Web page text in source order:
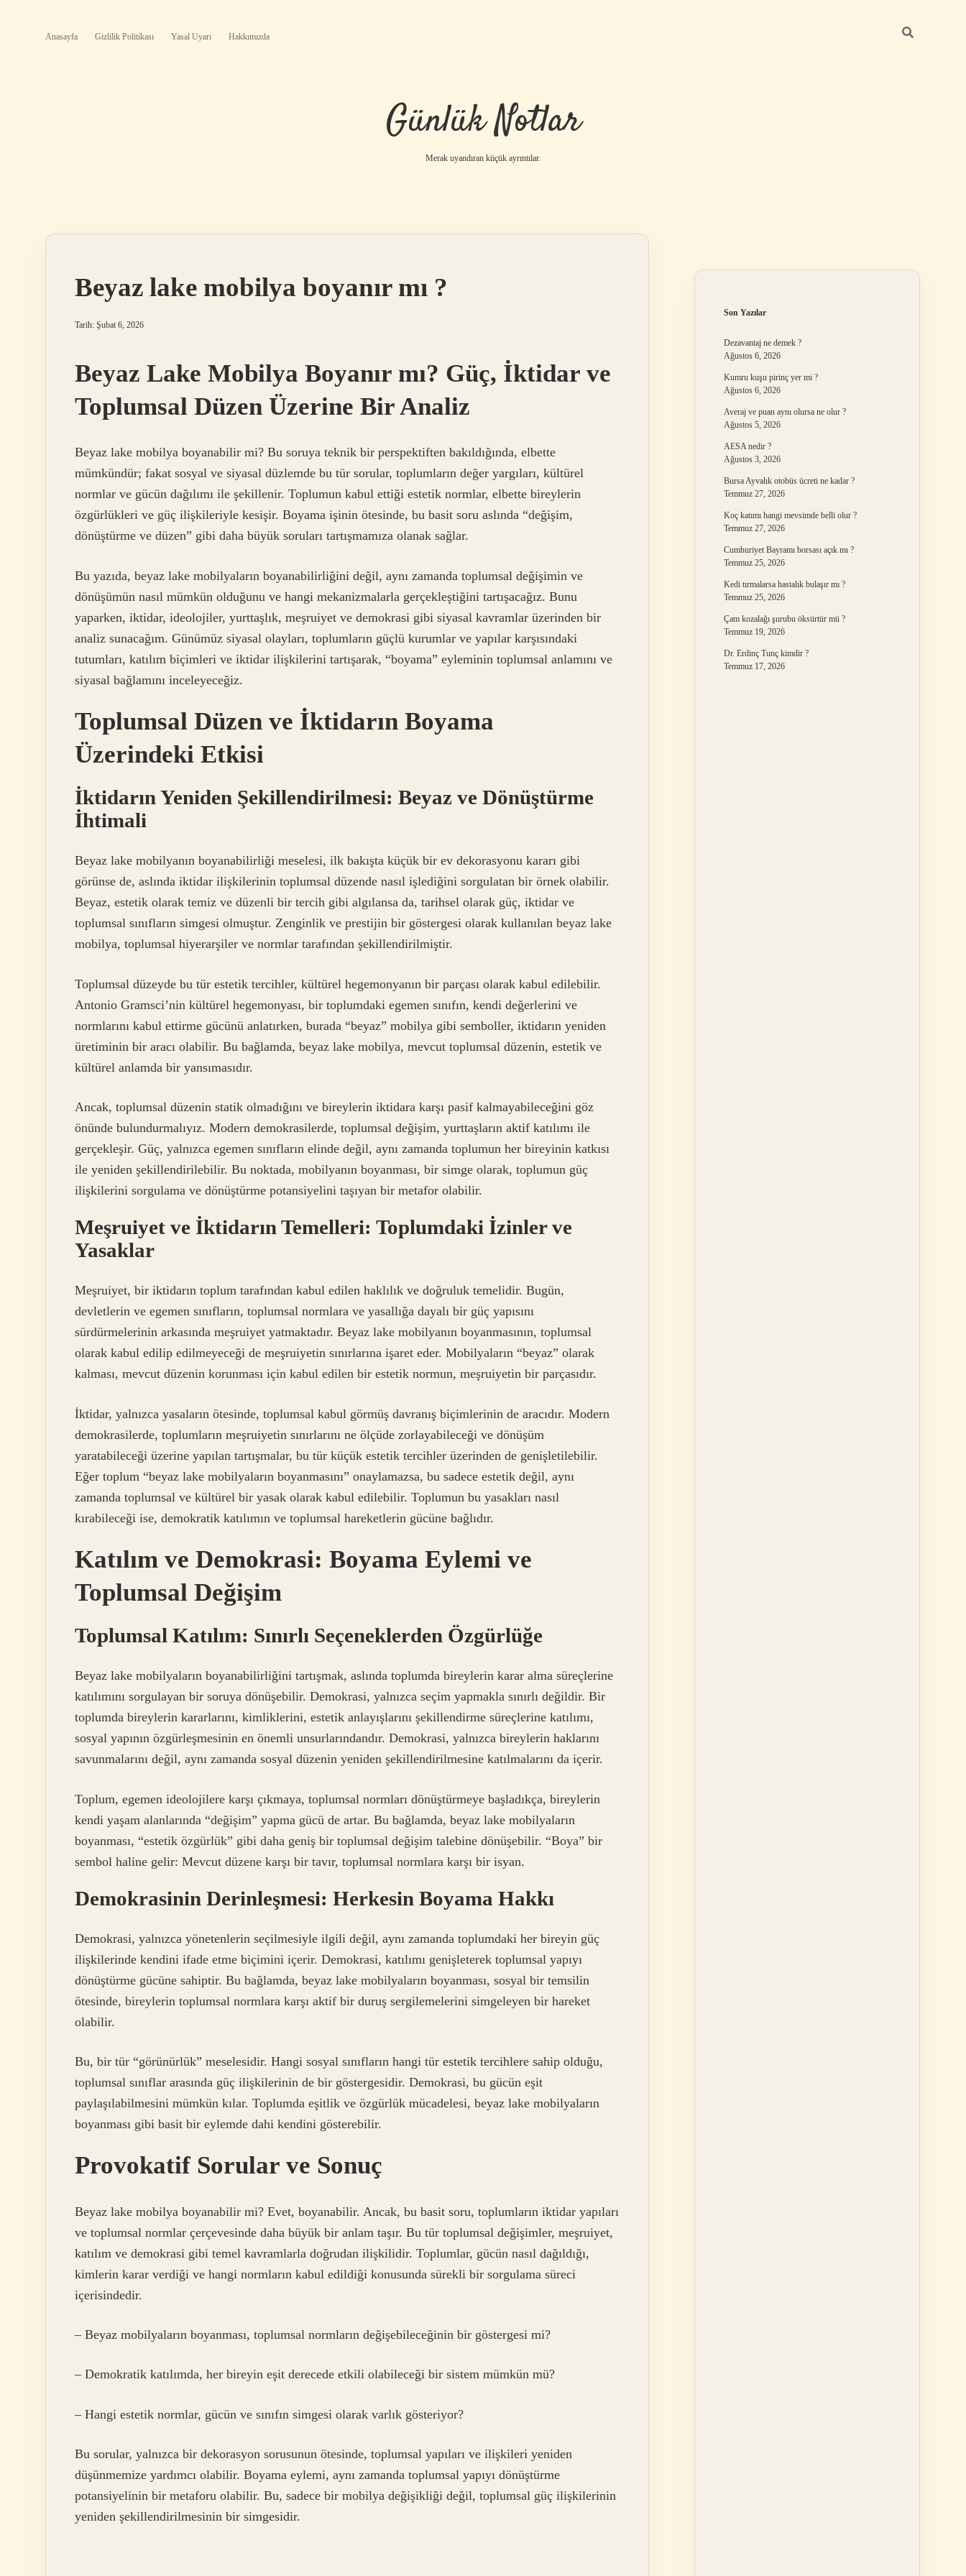
Anasayfa Gizlilik Politikası Yasal Uyarı Hakkımızda
Günlük Notlar
Merak uyandıran küçük ayrıntılar.
Beyaz lake mobilya boyanır mı ?
Tarih: Şubat 6, 2026
Beyaz Lake Mobilya Boyanır mı? Güç, İktidar ve
Toplumsal Düzen Üzerine Bir Analiz
Beyaz lake mobilya boyanabilir mi? Bu soruya teknik bir perspektiften bakıldığında, elbette
mümkündür; fakat sosyal ve siyasal düzlemde bu tür sorular, toplumların değer yargıları, kültürel
normlar ve gücün dağılımı ile şekillenir. Toplumun kabul ettiği estetik normlar, elbette bireylerin
özgürlükleri ve güç ilişkileriyle kesişir. Boyama işinin ötesinde, bu basit soru aslında “değişim,
dönüştürme ve düzen” gibi daha büyük soruları tartışmamıza olanak sağlar.
Bu yazıda, beyaz lake mobilyaların boyanabilirliğini değil, aynı zamanda toplumsal değişimin ve
dönüşümün nasıl mümkün olduğunu ve hangi mekanizmalarla gerçekleştiğini tartışacağız. Bunu
yaparken, iktidar, ideolojiler, yurttaşlık, meşruiyet ve demokrasi gibi siyasal kavramlar üzerinden bir
analiz sunacağım. Günümüz siyasal olayları, toplumların güçlü kurumlar ve yapılar karşısındaki
tutumları, katılım biçimleri ve iktidar ilişkilerini tartışarak, “boyama” eyleminin toplumsal anlamını ve
siyasal bağlamını inceleyeceğiz.
Toplumsal Düzen ve İktidarın Boyama
Üzerindeki Etkisi
İktidarın Yeniden Şekillendirilmesi: Beyaz ve Dönüştürme
İhtimali
Beyaz lake mobilyanın boyanabilirliği meselesi, ilk bakışta küçük bir ev dekorasyonu kararı gibi
görünse de, aslında iktidar ilişkilerinin toplumsal düzende nasıl işlediğini sorgulatan bir örnek olabilir.
Beyaz, estetik olarak temiz ve düzenli bir tercih gibi algılansa da, tarihsel olarak güç, iktidar ve
toplumsal sınıfların simgesi olmuştur. Zenginlik ve prestijin bir göstergesi olarak kullanılan beyaz lake
mobilya, toplumsal hiyerarşiler ve normlar tarafından şekillendirilmiştir.
Toplumsal düzeyde bu tür estetik tercihler, kültürel hegemonyanın bir parçası olarak kabul edilebilir.
Antonio Gramsci’nin kültürel hegemonyası, bir toplumdaki egemen sınıfın, kendi değerlerini ve
normlarını kabul ettirme gücünü anlatırken, burada “beyaz” mobilya gibi semboller, iktidarın yeniden
üretiminin bir aracı olabilir. Bu bağlamda, beyaz lake mobilya, mevcut toplumsal düzenin, estetik ve
kültürel anlamda bir yansımasıdır.
Ancak, toplumsal düzenin statik olmadığını ve bireylerin iktidara karşı pasif kalmayabileceğini göz
önünde bulundurmalıyız. Modern demokrasilerde, toplumsal değişim, yurttaşların aktif katılımı ile
gerçekleşir. Güç, yalnızca egemen sınıfların elinde değil, aynı zamanda toplumun her bireyinin katkısı
ile yeniden şekillendirilebilir. Bu noktada, mobilyanın boyanması, bir simge olarak, toplumun güç
ilişkilerini sorgulama ve dönüştürme potansiyelini taşıyan bir metafor olabilir.
Meşruiyet ve İktidarın Temelleri: Toplumdaki İzinler ve
Yasaklar
Meşruiyet, bir iktidarın toplum tarafından kabul edilen haklılık ve doğruluk temelidir. Bugün,
devletlerin ve egemen sınıfların, toplumsal normlara ve yasallığa dayalı bir güç yapısını
sürdürmelerinin arkasında meşruiyet yatmaktadır. Beyaz lake mobilyanın boyanmasının, toplumsal
olarak kabul edilip edilmeyeceği de meşruiyetin sınırlarına işaret eder. Mobilyaların “beyaz” olarak
kalması, mevcut düzenin korunması için kabul edilen bir estetik normun, meşruiyetin bir parçasıdır.
İktidar, yalnızca yasaların ötesinde, toplumsal kabul görmüş davranış biçimlerinin de aracıdır. Modern
demokrasilerde, toplumların meşruiyetin sınırlarını ne ölçüde zorlayabileceği ve dönüşüm
yaratabileceği üzerine yapılan tartışmalar, bu tür küçük estetik tercihler üzerinden de genişletilebilir.
Eğer toplum “beyaz lake mobilyaların boyanmasını” onaylamazsa, bu sadece estetik değil, aynı
zamanda toplumsal ve kültürel bir yasak olarak kabul edilebilir. Toplumun bu yasakları nasıl
kırabileceği ise, demokratik katılımın ve toplumsal hareketlerin gücüne bağlıdır.
Katılım ve Demokrasi: Boyama Eylemi ve
Toplumsal Değişim
Toplumsal Katılım: Sınırlı Seçeneklerden Özgürlüğe
Beyaz lake mobilyaların boyanabilirliğini tartışmak, aslında toplumda bireylerin karar alma süreçlerine
katılımını sorgulayan bir soruya dönüşebilir. Demokrasi, yalnızca seçim yapmakla sınırlı değildir. Bir
toplumda bireylerin kararlarını, kimliklerini, estetik anlayışlarını şekillendirme süreçlerine katılımı,
sosyal yapının özgürleşmesinin en önemli unsurlarındandır. Demokrasi, yalnızca bireylerin haklarını
savunmalarını değil, aynı zamanda sosyal düzenin yeniden şekillendirilmesine katılmalarını da içerir.
Toplum, egemen ideolojilere karşı çıkmaya, toplumsal normları dönüştürmeye başladıkça, bireylerin
kendi yaşam alanlarında “değişim” yapma gücü de artar. Bu bağlamda, beyaz lake mobilyaların
boyanması, “estetik özgürlük” gibi daha geniş bir toplumsal değişim talebine dönüşebilir. “Boya” bir
sembol haline gelir: Mevcut düzene karşı bir tavır, toplumsal normlara karşı bir isyan.
Demokrasinin Derinleşmesi: Herkesin Boyama Hakkı
Demokrasi, yalnızca yönetenlerin seçilmesiyle ilgili değil, aynı zamanda toplumdaki her bireyin güç
ilişkilerinde kendini ifade etme biçimini içerir. Demokrasi, katılımı genişleterek toplumsal yapıyı
dönüştürme gücüne sahiptir. Bu bağlamda, beyaz lake mobilyaların boyanması, sosyal bir temsilin
ötesinde, bireylerin toplumsal normlara karşı aktif bir duruş sergilemelerini simgeleyen bir hareket
olabilir.
Bu, bir tür “görünürlük” meselesidir. Hangi sosyal sınıfların hangi tür estetik tercihlere sahip olduğu,
toplumsal sınıflar arasında güç ilişkilerinin de bir göstergesidir. Demokrasi, bu gücün eşit
paylaşılabilmesini mümkün kılar. Toplumda eşitlik ve özgürlük mücadelesi, beyaz lake mobilyaların
boyanması gibi basit bir eylemde dahi kendini gösterebilir.
Provokatif Sorular ve Sonuç
Beyaz lake mobilya boyanabilir mi? Evet, boyanabilir. Ancak, bu basit soru, toplumların iktidar yapıları
ve toplumsal normlar çerçevesinde daha büyük bir anlam taşır. Bu tür toplumsal değişimler, meşruiyet,
katılım ve demokrasi gibi temel kavramlarla doğrudan ilişkilidir. Toplumlar, gücün nasıl dağıldığı,
kimlerin karar verdiği ve hangi normların kabul edildiği konusunda sürekli bir sorgulama süreci
içerisindedir.
– Beyaz mobilyaların boyanması, toplumsal normların değişebileceğinin bir göstergesi mi?
– Demokratik katılımda, her bireyin eşit derecede etkili olabileceği bir sistem mümkün mü?
– Hangi estetik normlar, gücün ve sınıfın simgesi olarak varlık gösteriyor?
Bu sorular, yalnızca bir dekorasyon sorusunun ötesinde, toplumsal yapıları ve ilişkileri yeniden
düşünmemize yardımcı olabilir. Boyama eylemi, aynı zamanda toplumsal yapıyı dönüştürme
potansiyelinin bir metaforu olabilir. Bu, sadece bir mobilya değişikliği değil, toplumsal güç ilişkilerinin
yeniden şekillendirilmesinin bir simgesidir.
Son Yazılar
Dezavantaj ne demek ?
Ağustos 6, 2026
Kumru kuşu pirinç yer mi ?
Ağustos 6, 2026
Averaj ve puan aynı olursa ne olur ?
Ağustos 5, 2026
AESA nedir ?
Ağustos 3, 2026
Bursa Ayvalık otobüs ücreti ne kadar ?
Temmuz 27, 2026
Koç katımı hangi mevsimde belli olur ?
Temmuz 27, 2026
Cumhuriyet Bayramı borsası açık mı ?
Temmuz 25, 2026
Kedi tırmalarsa hastalık bulaşır mı ?
Temmuz 25, 2026
Çam kozalağı şurubu öksürtür mü ?
Temmuz 19, 2026
Dr. Erdinç Tunç kimdir ?
Temmuz 17, 2026